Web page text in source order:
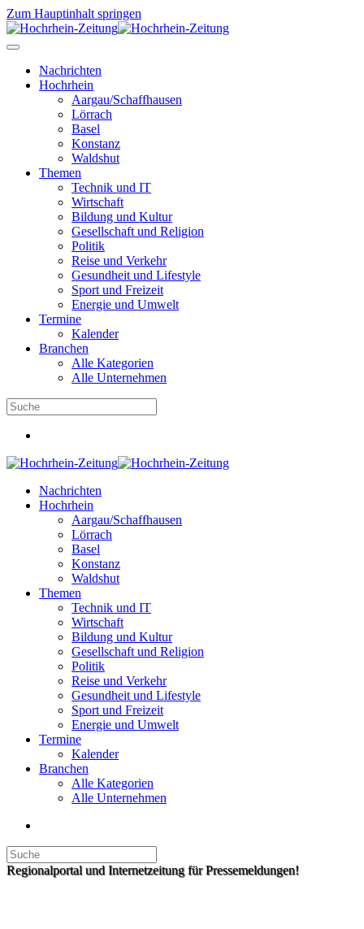
Zum Hauptinhalt springen
Nachrichten
Hochrhein
Aargau/Schaffhausen
Lörrach
Basel
Konstanz
Waldshut
Themen
Technik und IT
Wirtschaft
Bildung und Kultur
Gesellschaft und Religion
Politik
Reise und Verkehr
Gesundheit und Lifestyle
Sport und Freizeit
Energie und Umwelt
Termine
Kalender
Branchen
Alle Kategorien
Alle Unternehmen
Nachrichten
Hochrhein
Aargau/Schaffhausen
Lörrach
Basel
Konstanz
Waldshut
Themen
Technik und IT
Wirtschaft
Bildung und Kultur
Gesellschaft und Religion
Politik
Reise und Verkehr
Gesundheit und Lifestyle
Sport und Freizeit
Energie und Umwelt
Termine
Kalender
Branchen
Alle Kategorien
Alle Unternehmen
Regionalportal und Internetzeitung für Pressemeldungen!